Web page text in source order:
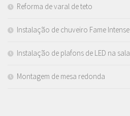
Reforma de varal de teto
Instalação de chuveiro Fame Intense
Instalação de plafons de LED na sala
Montagem de mesa redonda